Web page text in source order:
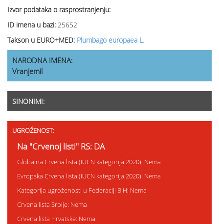
Izvor podataka o rasprostranjenju:
ID imena u bazi: 25652
Takson u EURO+MED: Plumbago europaea L.
NARODNA IMENA:
Vranjemil
SINONIMI:
UGROŽENOST:
Na "Crvenoj listi" RS: DA
Globalna Crvena lista (IUCN kategorija 2020): Nema
Evropska Crvena lista (IUCN kategorija 2020): Nema
Kategorija ugroženosti u Federaciji BiH: Nema
Crvena lista Srbije: Nema
Crvena lista Hrvatske: Nema